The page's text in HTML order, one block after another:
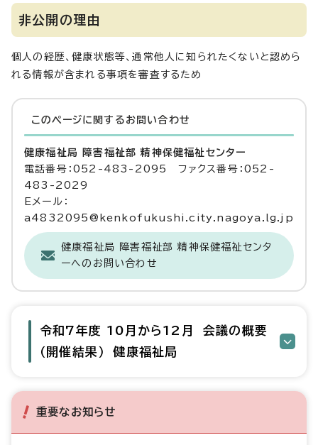
非公開の理由
個人の経歴、健康状態等、通常他人に知られたくないと認めら
れる情報が含まれる事項を審査するため
このページに関する お問い合わせ
健康福祉局 障害福祉部 精神保健福祉センター
電話番号：052-483-2095 ファクス番号：052-
483-2029
Eメール：
a4832095@kenkofukushi.city.nagoya.lg.jp
健康福祉局 障害福祉部 精神保健福祉センタ
ーへのお問い合わせ
令和7年度 10月から12月 会議の概要
（開催結果） 健康福祉局
重要なお知らせ